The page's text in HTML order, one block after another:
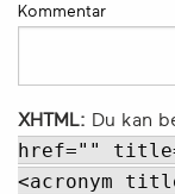
Kommentar
XHTML: Du kan
href=""
<acronym